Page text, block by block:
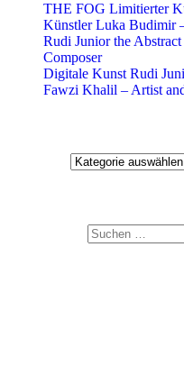
THE FOG Limitierter
Künstler Luka Budimir
Rudi Junior the
Composer
Digitale Kunst Rudi
Fawzi Khalil – Artist